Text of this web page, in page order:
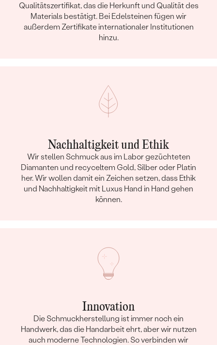
Qualitätszertifikat, das die Herkunft und Qualität des
Materials bestätigt. Bei Edelsteinen fügen wir
außerdem Zertifikate internationaler Institutionen
hinzu.
Nachhaltigkeit und Ethik
Wir stellen Schmuck aus im Labor gezüchteten
Diamanten und recyceltem Gold, Silber oder Platin
her. Wir wollen damit ein Zeichen setzen, dass Ethik
und Nachhaltigkeit mit Luxus Hand in Hand gehen
können.
Innovation
Die Schmuckherstellung ist immer noch ein
Handwerk, das die Handarbeit ehrt, aber wir nutzen
auch moderne Technologien. So verbinden wir